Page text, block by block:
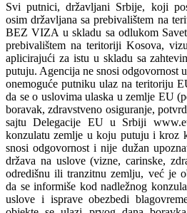
Svi putnici, državljani Srbije, koji
osim državljana sa prebivalištem na
BEZ VIZA u skladu sa odlukom
prebivalištem na teritoriji Kosova,
aplicirajući za istu u skladu sa
putuju. Agencija ne snosi odgovornost
onemoguće putniku ulaz na teritoriju
da se o uslovima ulaska u zemlje EU
boravak, zdravstveno osiguranje,
sajtu Delegacije EU u Srbiji
konzulatu zemlje u koju putuju i kroz
snosi odgovornost i nije dužan
država na uslove (vizne, carinske,
odredišnu ili tranzitnu zemlju, već je
da se informiše kod nadležnog
uslove i isprave obezbedi